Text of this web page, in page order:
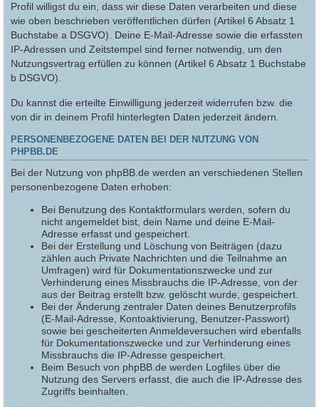
Profil willigst du ein, dass wir diese Daten verarbeiten und diese
wie oben beschrieben veröffentlichen dürfen (Artikel 6 Absatz 1
Buchstabe a DSGVO). Deine E-Mail-Adresse sowie die erfassten
IP-Adressen und Zeitstempel sind ferner notwendig, um den
Nutzungsvertrag erfüllen zu können (Artikel 6 Absatz 1 Buchstabe
b DSGVO).
Du kannst die erteilte Einwilligung jederzeit widerrufen bzw. die
von dir in deinem Profil hinterlegten Daten jederzeit ändern.
PERSONENBEZOGENE DATEN BEI DER NUTZUNG VON
PHPBB.DE
Bei der Nutzung von phpBB.de werden an verschiedenen Stellen
personenbezogene Daten erhoben:
Bei Benutzung des Kontaktformulars werden, sofern du
nicht angemeldet bist, dein Name und deine E-Mail-
Adresse erfasst und gespeichert.
Bei der Erstellung und Löschung von Beiträgen (dazu
zählen auch Private Nachrichten und die Teilnahme an
Umfragen) wird für Dokumentationszwecke und zur
Verhinderung eines Missbrauchs die IP-Adresse, von der
aus der Beitrag erstellt bzw. gelöscht wurde, gespeichert.
Bei der Änderung zentraler Daten deines Benutzerprofils
(E-Mail-Adresse, Kontoaktivierung, Benutzer-Passwort)
sowie bei gescheiterten Anmeldeversuchen wird ebenfalls
für Dokumentationszwecke und zur Verhinderung eines
Missbrauchs die IP-Adresse gespeichert.
Beim Besuch von phpBB.de werden Logfiles über die
Nutzung des Servers erfasst, die auch die IP-Adresse des
Zugriffs beinhalten.